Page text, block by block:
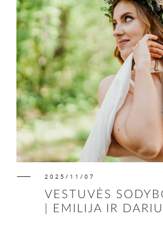
2025/11/07
VESTUVĖS
| EMILIJA IR